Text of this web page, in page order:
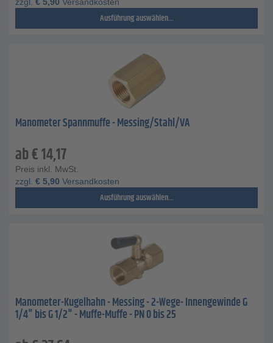
Ausführung auswählen...
Manometer Spannmuffe - Messing/Stahl/VA
ab€14,17
Preis inkl. MwSt.
zzgl. € 5,90 Versandkosten
Ausführung auswählen...
Manometer-Kugelhahn - Messing - 2-Wege- Innengewinde G
1/4" bis G 1/2" - Muffe-Muffe - PN 0 bis 25